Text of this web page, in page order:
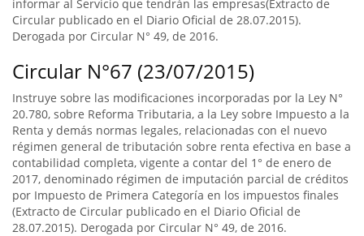
informar al Servicio que tendrán las empresas(Extracto de
Circular publicado en el Diario Oficial de 28.07.2015).
Derogada por Circular N° 49, de 2016.
Circular N°67 (23/07/2015)
Instruye sobre las modificaciones incorporadas por la Ley N°
20.780, sobre Reforma Tributaria, a la Ley sobre Impuesto a la
Renta y demás normas legales, relacionadas con el nuevo
régimen general de tributación sobre renta efectiva en base a
contabilidad completa, vigente a contar del 1° de enero de
2017, denominado régimen de imputación parcial de créditos
por Impuesto de Primera Categoría en los impuestos finales
(Extracto de Circular publicado en el Diario Oficial de
28.07.2015). Derogada por Circular N° 49, de 2016.